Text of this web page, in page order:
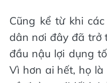
Cũng kể từ khi
dân nơi đây đã trở
đầu nậu lợi dụng
Vì hơn ai hết, họ